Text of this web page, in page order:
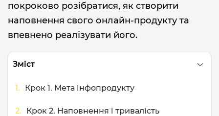
покроково розібратися, як створити
наповнення свого онлайн-продукту та
впевнено реалізувати його.
Зміст
Крок 1. Мета інфопродукту
Крок 2. Наповнення і тривалість